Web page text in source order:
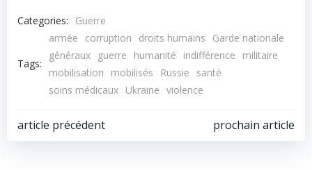
Categories: Guerre
Tags:
armée corruption droits humains
Garde nationale
généraux
guerre humanité indifférence
militaire
mobilisation
mobilisés Russie
santé
soins médicaux Ukraine violence
Navigation
article précédent
Navigation
prochain article